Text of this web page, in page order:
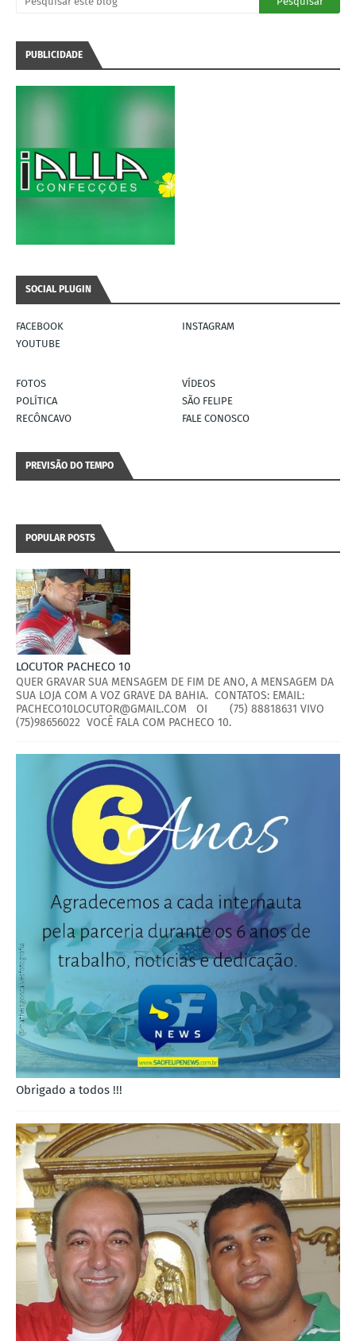
PUBLICIDADE
SOCIAL PLUGIN
FACEBOOK
INSTAGRAM
YOUTUBE
FOTOS
VÍDEOS
POLÍTICA
SÃO FELIPE
RECÔNCAVO
FALE CONOSCO
PREVISÃO DO TEMPO
POPULAR POSTS
LOCUTOR PACHECO 10
QUER GRAVAR SUA MENSAGEM DE FIM DE ANO, A MENSAGEM DA
SUA LOJA COM A VOZ GRAVE DA BAHIA. CONTATOS: EMAIL:
PACHECO10LOCUTOR@GMAIL.COM OI (75) 88818631 VIVO
(75)98656022 VOCÊ FALA COM PACHECO 10.
Obrigado a todos !!!